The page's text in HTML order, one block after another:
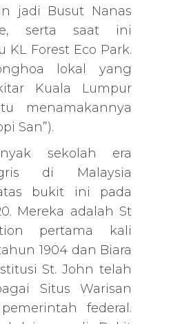
jadi Busut Nanas
serta saat ini
KL Forest Eco Park.
lokal yang
Kuala Lumpur
menamakannya
San”).
sekolah era
di Malaysia
bukit ini pada
Mereka adalah St
pertama kali
1904 dan Biara
St. John telah
Situs Warisan
federal.